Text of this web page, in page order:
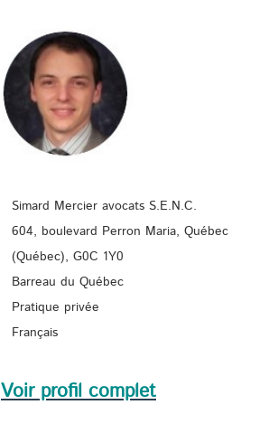
Simard Mercier avocats S.E.N.C.
604, boulevard Perron Maria, Québec
(Québec),G0C 1Y0
Barreau du Québec
Pratique privée
Français
Voir profil complet